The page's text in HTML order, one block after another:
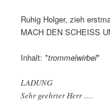
Ruhig Holger, zieh
MACH DEN SCHEISS
Inhalt: *trommelwirbel*
LADUNG
Sehr geehrter Herr ….